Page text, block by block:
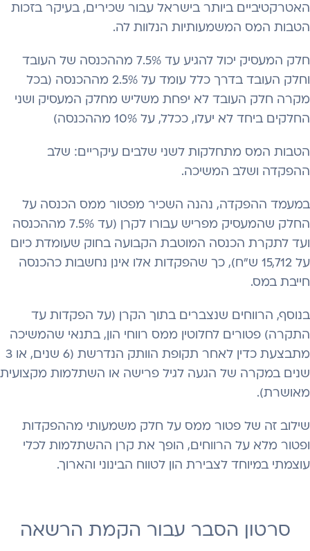
האטרקטיביים ביותר בישראל עבור שכירים, בעיקר בזכות
הטבות המס המשמעותיות הנלוות לה.
חלק המעסיק יכול להגיע עד 7.5% מההכנסה של העובד
וחלק העובד בדרך כלל עומד על 2.5% מההכנסה (בכל
מקרה חלק העובד לא יפחת משליש מחלק המעסיק ושני
החלקים ביחד לא יעלו, ככלל, על 10% מההכנסה)
הטבות המס מתחלקות לשני שלבים עיקריים: שלב
ההפקדה ושלב המשיכה.
במעמד ההפקדה, נהנה השכיר מפטור ממס הכנסה על
החלק שהמעסיק מפריש עבורו לקרן (עד 7.5% מההכנסה
ועד לתקרת הכנסה המוטבת הקבועה בחוק שעומדת כיום
על 15,712 ש"ח), כך שהפקדות אלו אינן נחשבות כהכנסה
חייבת במס.
בנוסף, הרווחים שנצברים בתוך הקרן (על הפקדות עד
התקרה) פטורים לחלוטין ממס רווחי הון, בתנאי שהמשיכה
מתבצעת כדין לאחר תקופת הוותק הנדרשת (6 שנים, או 3
שנים במקרה של הגעה לגיל פרישה או השתלמות מקצועית
מאושרת).
שילוב זה של פטור ממס על חלק משמעותי מההפקדות
ופטור מלא על הרווחים, הופך את קרן ההשתלמות לכלי
עוצמתי במיוחד לצבירת הון לטווח הבינוני והארוך.
סרטון הסבר עבור הקמת הרשאה